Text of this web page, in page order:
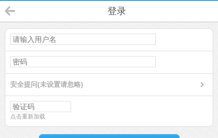
登录
安全提问(未设置请忽略)
点击重新加载